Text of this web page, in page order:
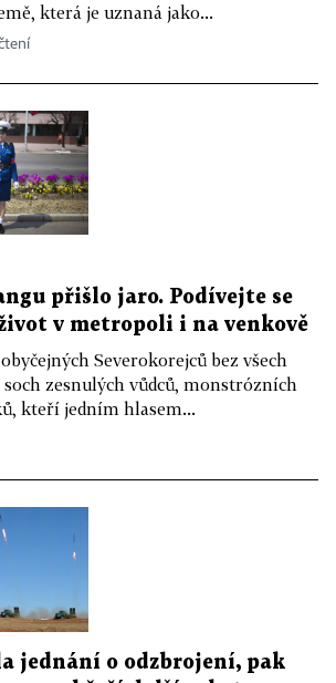
která je uznaná jako...
přišlo jaro. Podívejte se
v metropoli i na venkově
Severokorejců bez všech
zesnulých vůdců, monstrózních
kteří jedním hlasem...
jednání o odzbrojení, pak